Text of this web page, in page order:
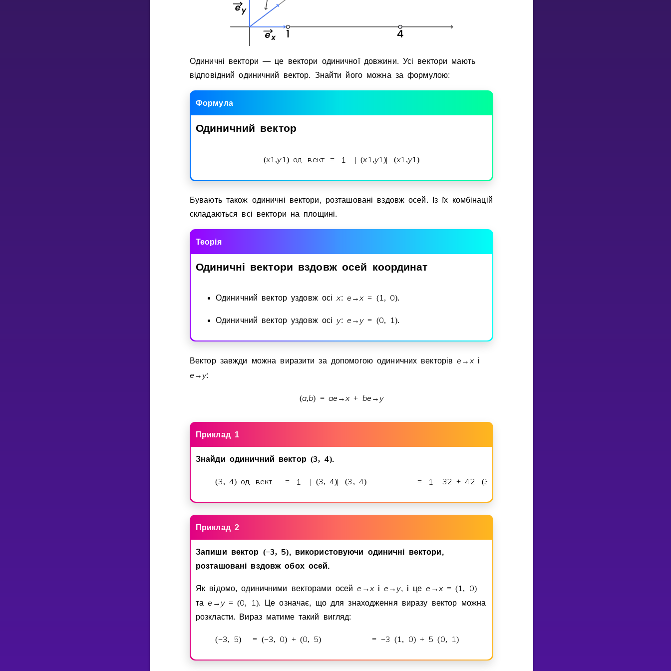
Одиничнi вектори — це вектори одиничної довжини. Усi вектори мають
вiдповiдний одиничний вектор. Знайти його можна за формулою:
Формула
Одиничний вектор
(x1,y1) од. вект. = 1 | (x1,y1)| (x1,y1)
Бувають також одиничнi вектори, розташованi вздовж осей. Iз їх комбiнацiй
складаються всi вектори на площинi.
Теорiя
Одиничнi вектори вздовж осей координат
Одиничний вектор уздовж осix: e →x = (1, 0).
Одиничний вектор уздовж осi y: e → y = (0, 1).
Вектор завжди можна виразити за допомогою одиничних векторiвe → xi
e → y:
(a,b) = ae →x + be → y
Приклад 1
Знайди одиничний вектор (3, 4).
(3, 4) од. вект. = 1 | (3, 4)| (3 , 4) = 1 32 + 42 (3
Приклад 2
Запиши вектор (−3, 5), використовуючи одиничнi вектори,
розташованi вздовж обох осей.
Як вiдомо, одиничними векторами осейe →xie → y, i цеe →x = (1, 0)
таe → y = (0, 1). Це означає, що для знаходження виразу вектор можна
розкласти. Вираз матиме такий вигляд:
(−3, 5) = (−3, 0) + (0, 5) = −3 (1, 0) + 5 (0, 1)